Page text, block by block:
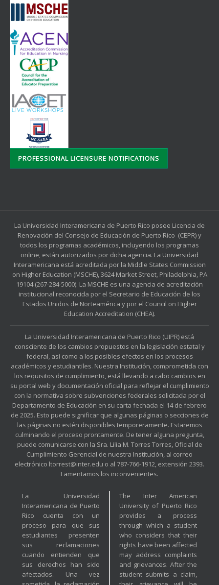
PROFESSIONAL LICENSURE NOTIFICATIONS
La Universidad Interamericana de Puerto Rico posee Licencia de
Renovación del Consejo de Educación de Puerto Rico (CEPR) y
todos los programas académicos, incluyendo los programas
online, están autorizados por dicha agencia. La Universidad
Interamericana está acreditada por la Middle States Commission
on Higher Education (MSCHE), 3624 Market Street, Philadelphia, PA
19104 (267-284-5000). La MSCHE es una agencia de acreditación
institucional reconocida por el Secretario de Educación de los
Estados Unidos de Norteamérica y por el Council on Higher
Education Accreditation (CHEA).
La Universidad Interamericana de Puerto Rico (UIPR) está
consciente de los cambios propuestos en la legislación estatal y
federal, así como a los posibles efectos en los procesos
académicos y estudiantiles. Nuestra Institución, comprometida con
los requisitos de cumplimiento, está llevando a cabo cambios en
su portal web y documentación oficial para reflejar el cumplimiento
con la normativa sobre subvenciones federales solicitada por el
Departamento de Educación en su carta fechada el 14 de febrero
de 2025. Esto puede significar que algunas páginas o secciones de
las páginas no estén disponibles temporeramente. Estaremos
culminando el proceso prontamente. De tener alguna pregunta,
puede comunicarse con la Sra. Lilia M. Torres Torres, Oficial de
Cumplimiento Gerencial de nuestra Institución, al correo
electrónico ltorrest@inter.edu o al 787-766-1912, extensión 2393.
Lamentamos los inconvenientes.
La Universidad
Interamericana de Puerto
Rico cuenta con un
proceso para que sus
estudiantes presenten
sus reclamaciones
cuando entienden que
sus derechos han sido
afectados. Una vez
The Inter American
University of Puerto Rico
provides a process
through which a student
who considers that their
rights have been affected
may address complaints
and grievances. After the
student submits a claim,